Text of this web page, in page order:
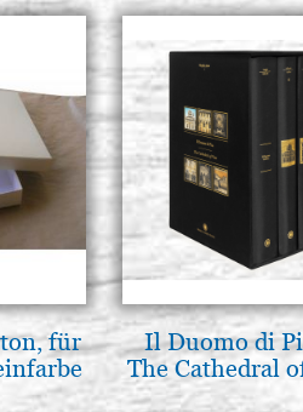
für
Il Duomo di
The Cathedral